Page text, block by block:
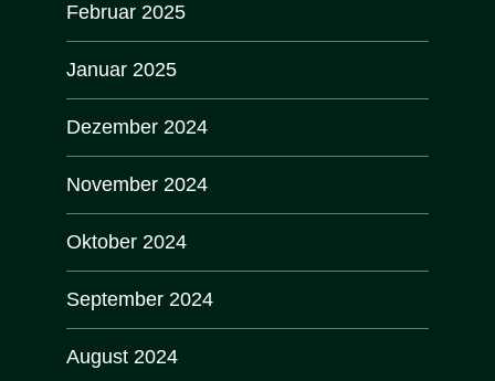
Februar 2025
Januar 2025
Dezember 2024
November 2024
Oktober 2024
September 2024
August 2024